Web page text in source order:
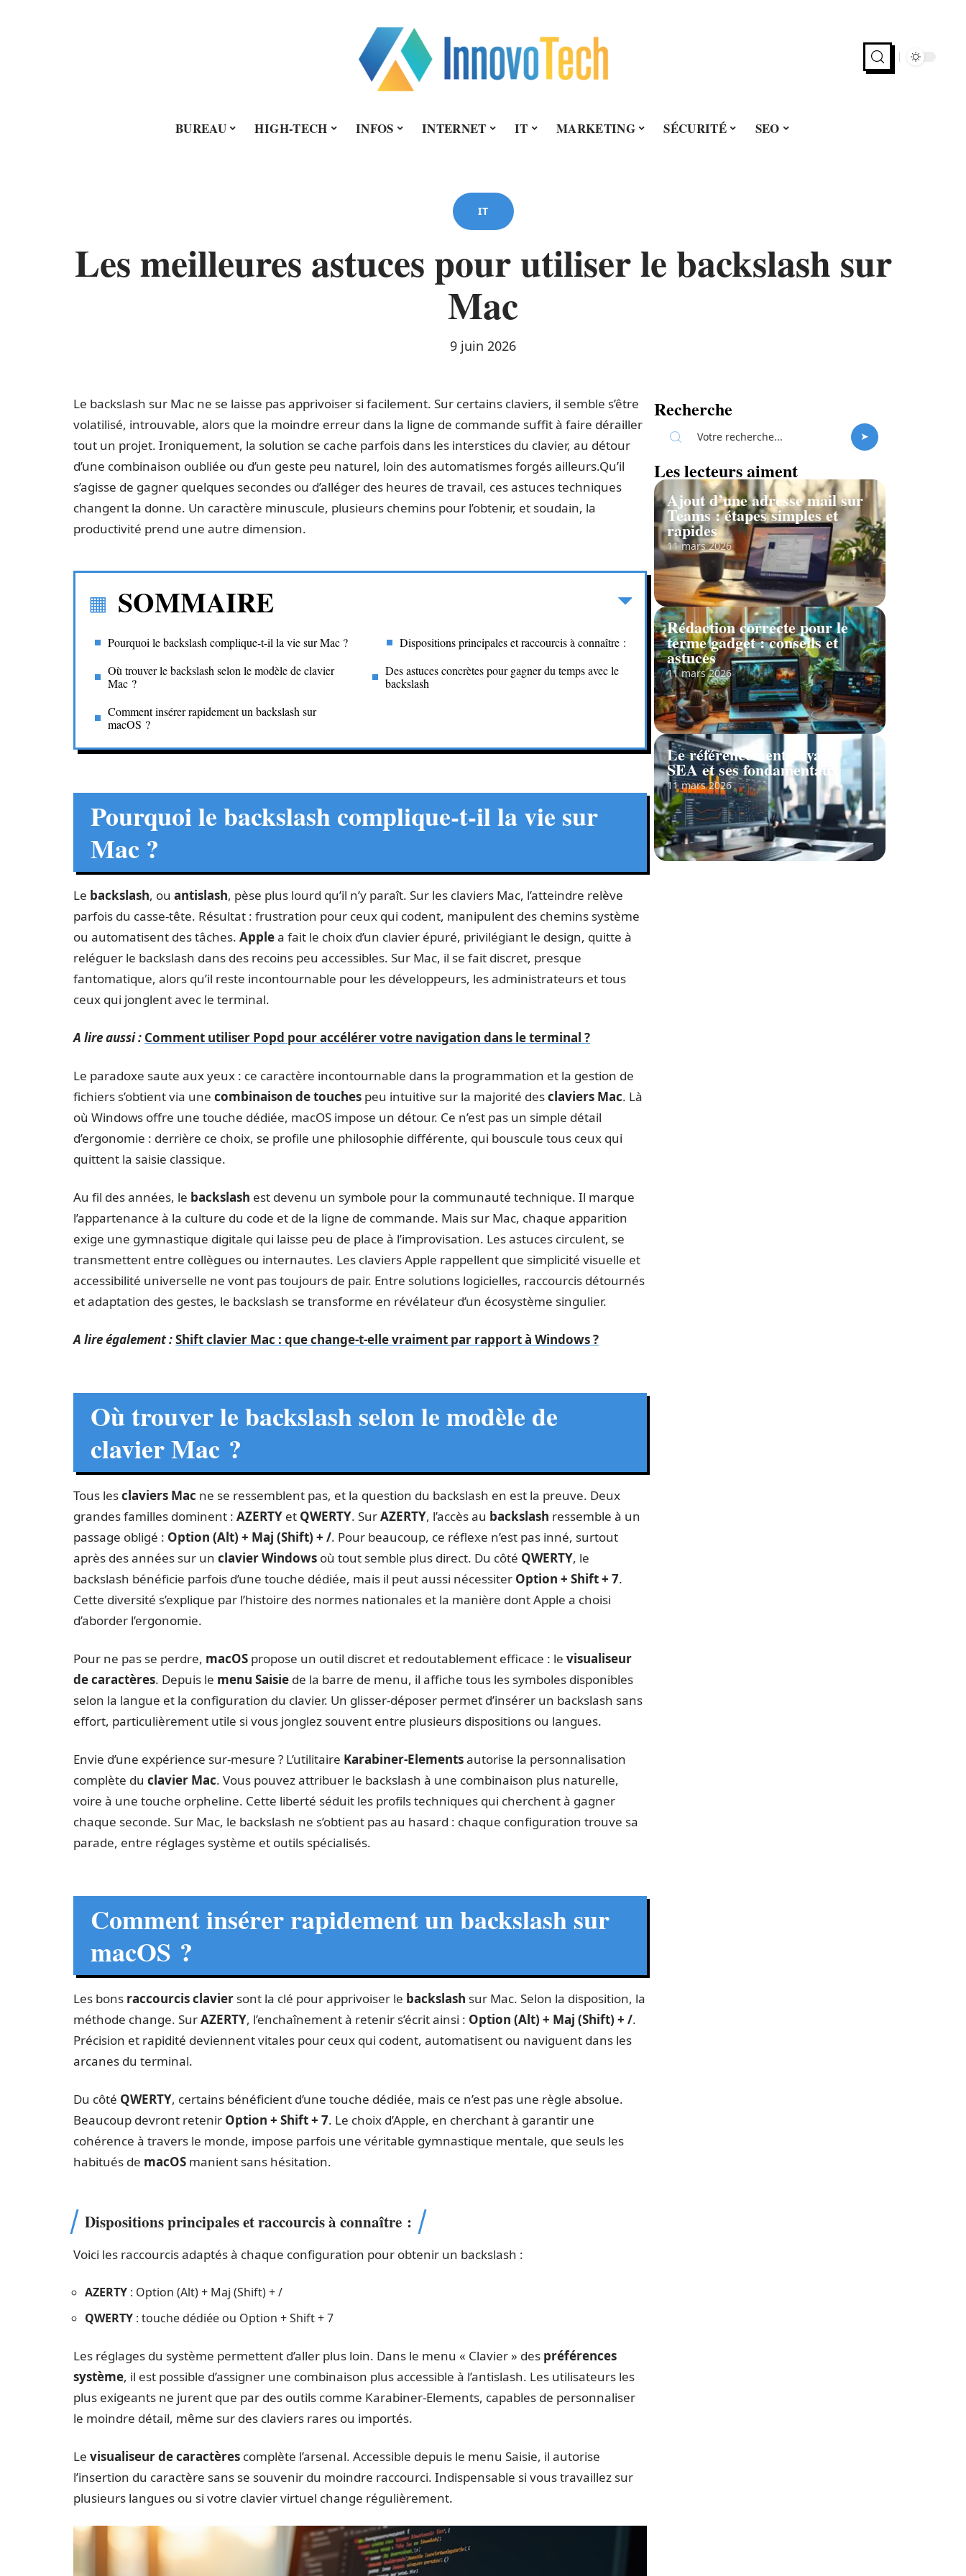
BUREAU HIGH-TECH INFOS INTERNET IT MARKETING SÉCURITÉ SEO
IT
Les meilleures astuces pour utiliser le backslash sur
Mac
9 juin 2026
Le backslash sur Mac ne se laisse pas apprivoiser si facilement. Sur certains claviers, il semble s’être
volatilisé, introuvable, alors que la moindre erreur dans la ligne de commande suffit à faire dérailler
tout un projet. Ironiquement, la solution se cache parfois dans les interstices du clavier, au détour
d’une combinaison oubliée ou d’un geste peu naturel, loin des automatismes forgés ailleurs.Qu’il
s’agisse de gagner quelques secondes ou d’alléger des heures de travail, ces astuces techniques
changent la donne. Un caractère minuscule, plusieurs chemins pour l’obtenir, et soudain, la
productivité prend une autre dimension.
SOMMAIRE
Pourquoi le backslash complique-t-il la vie sur Mac ?
Où trouver le backslash selon le modèle de clavier
Mac ?
Comment insérer rapidement un backslash sur
macOS ?
Dispositions principales et raccourcis à connaître :
Des astuces concrètes pour gagner du temps avec le
backslash
Pourquoi le backslash complique-t-il la vie sur
Mac ?
Le backslash, ou antislash, pèse plus lourd qu’il n’y paraît. Sur les claviers Mac, l’atteindre relève
parfois du casse-tête. Résultat : frustration pour ceux qui codent, manipulent des chemins système
ou automatisent des tâches. Applea fait le choix d’un clavier épuré, privilégiant le design, quitte à
reléguer le backslash dans des recoins peu accessibles. Sur Mac, il se fait discret, presque
fantomatique, alors qu’il reste incontournable pour les développeurs, les administrateurs et tous
ceux qui jonglent avec le terminal.
A lire aussi : Comment utiliser Popd pour accélérer votre navigation dans le terminal ?
Le paradoxe saute aux yeux : ce caractère incontournable dans la programmation et la gestion de
fichiers s’obtient via une combinaison de touches peu intuitive sur la majorité desclaviers Mac. Là
où Windows offre une touche dédiée, macOS impose un détour. Ce n’est pas un simple détail
d’ergonomie : derrière ce choix, se profile une philosophie différente, qui bouscule tous ceux qui
quittent la saisie classique.
Au fil des années, le backslash est devenu un symbole pour la communauté technique. Il marque
l’appartenance à la culture du code et de la ligne de commande. Mais sur Mac, chaque apparition
exige une gymnastique digitale qui laisse peu de place à l’improvisation. Les astuces circulent, se
transmettent entre collègues ou internautes. Les claviers Apple rappellent que simplicité visuelle et
accessibilité universelle ne vont pas toujours de pair. Entre solutions logicielles, raccourcis détournés
et adaptation des gestes, le backslash se transforme en révélateur d’un écosystème singulier.
A lire également :Shift clavier Mac : que change-t-elle vraiment par rapport à Windows ?
Où trouver le backslash selon le modèle de
clavier Mac ?
Tous lesclaviers Mac ne se ressemblent pas, et la question du backslash en est la preuve. Deux
grandes familles dominent : AZERTY et QWERTY. SurAZERTY, l’accès au backslash ressemble à un
passage obligé : Option (Alt) + Maj (Shift) + /. Pour beaucoup, ce réflexe n’est pas inné, surtout
après des années sur un clavier Windows où tout semble plus direct. Du côté QWERTY, le
backslash bénéficie parfois d’une touche dédiée, mais il peut aussi nécessiter Option + Shift + 7.
Cette diversité s’explique par l’histoire des normes nationales et la manière dont Apple a choisi
d’aborder l’ergonomie.
Pour ne pas se perdre, macOS propose un outil discret et redoutablement efficace : le visualiseur
de caractères. Depuis le menu Saisie de la barre de menu, il affiche tous les symboles disponibles
selon la langue et la configuration du clavier. Un glisser-déposer permet d’insérer un backslash sans
effort, particulièrement utile si vous jonglez souvent entre plusieurs dispositions ou langues.
Envie d’une expérience sur-mesure ? L’utilitaire Karabiner-Elementsautorise la personnalisation
complète du clavier Mac. Vous pouvez attribuer le backslash à une combinaison plus naturelle,
voire à une touche orpheline. Cette liberté séduit les profils techniques qui cherchent à gagner
chaque seconde. Sur Mac, le backslash ne s’obtient pas au hasard : chaque configuration trouve sa
parade, entre réglages système et outils spécialisés.
Comment insérer rapidement un backslash sur
macOS ?
Les bons raccourcis clavier sont la clé pour apprivoiser le backslash sur Mac. Selon la disposition, la
méthode change. SurAZERTY, l’enchaînement à retenir s’écrit ainsi : Option (Alt) + Maj (Shift) + /.
Précision et rapidité deviennent vitales pour ceux qui codent, automatisent ou naviguent dans les
arcanes du terminal.
Du côté QWERTY, certains bénéficient d’une touche dédiée, mais ce n’est pas une règle absolue.
Beaucoup devront retenir Option + Shift + 7. Le choix d’Apple, en cherchant à garantir une
cohérence à travers le monde, impose parfois une véritable gymnastique mentale, que seuls les
habitués de macOS manient sans hésitation.
Dispositions principales et raccourcis à connaître :
Voici les raccourcis adaptés à chaque configuration pour obtenir un backslash :
AZERTY : Option (Alt) + Maj (Shift) + /
QWERTY : touche dédiée ou Option + Shift + 7
Les réglages du système permettent d’aller plus loin. Dans le menu « Clavier » des préférences
système, il est possible d’assigner une combinaison plus accessible à l’antislash. Les utilisateurs les
plus exigeants ne jurent que par des outils comme Karabiner-Elements, capables de personnaliser
le moindre détail, même sur des claviers rares ou importés.
Le visualiseur de caractères complète l’arsenal. Accessible depuis le menu Saisie, il autorise
l’insertion du caractère sans se souvenir du moindre raccourci. Indispensable si vous travaillez sur
plusieurs langues ou si votre clavier virtuel change régulièrement.
Recherche
Les lecteurs aiment
Ajout d’une adresse mail sur
Teams : étapes simples et
rapides
11 mars 2026
Rédaction correcte pour le
terme gadget : conseils et
astuces
11 mars 2026
Le référencement payant
SEA et ses fondamentaux
11 mars 2026